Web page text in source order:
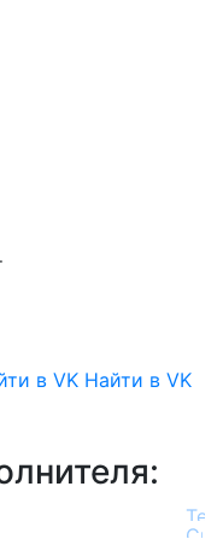
в VK Найти в VK